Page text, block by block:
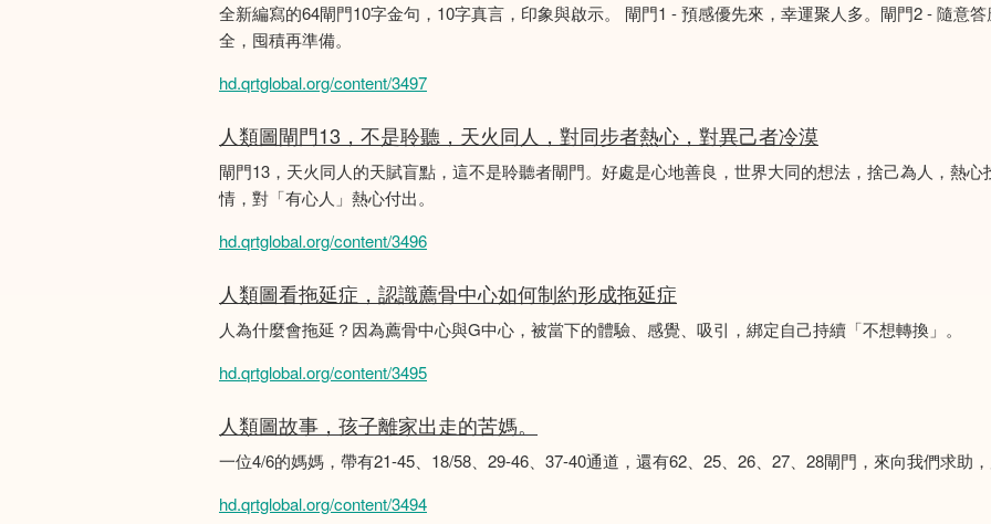
全新編寫的64閘門10字金句，10字真言，印象與啟示。 閘門1 - 預感優先來，幸運聚人多。閘門2 - 隨意
全，囤積再準備。
hd.qrtglobal.org/content/3497
人類圖閘門13，不是聆聽，天火同人，對同步者熱心，對異己者冷漠
閘門13，天火同人的天賦盲點，這不是聆聽者閘門。好處是心地善良，世界大同的想法，捨己為人，熱
情，對「有心人」熱心付出。
hd.qrtglobal.org/content/3496
人類圖看拖延症，認識薦骨中心如何制約形成拖延症
人為什麼會拖延？因為薦骨中心與G中心，被當下的體驗、感覺、吸引，綁定自己持續「不想轉換」。
hd.qrtglobal.org/content/3495
人類圖故事，孩子離家出走的苦媽。
一位4/6的媽媽，帶有21-45、18/58、29-46、37-40通道，還有62、25、26、27、28閘門，來向我們求助
hd.qrtglobal.org/content/3494